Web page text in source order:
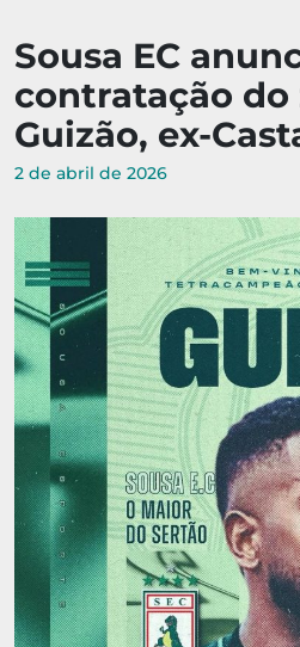
Sousa EC
contratação do
Guizão, ex-
2 de abril de 2026